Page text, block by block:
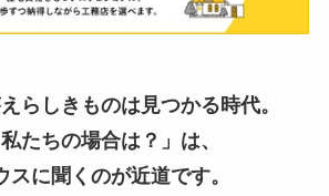
らしきものは見つかる時代。
たちの場合は？」は、
スに聞くのが近道です。